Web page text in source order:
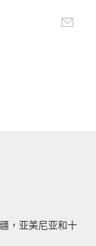
，亚美尼亚和十